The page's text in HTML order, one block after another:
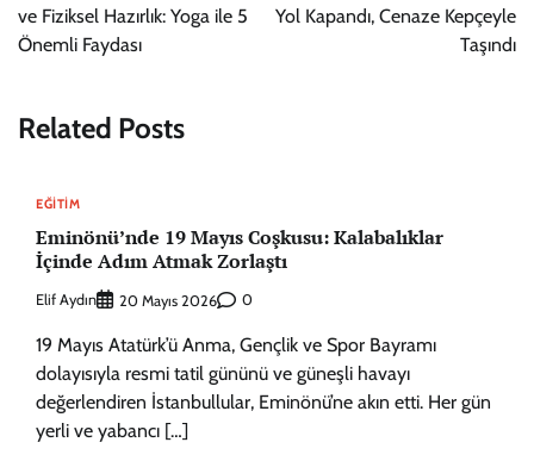
ve Fiziksel Hazırlık: Yoga ile 5
Önemli Faydası
Yol Kapandı, Cenaze Kepçeyle
Taşındı
Related Posts
EĞITIM
Eminönü’nde 19 Mayıs Coşkusu: Kalabalıklar
İçinde Adım Atmak Zorlaştı
Elif Aydın 20 Mayıs 2026 0
19 Mayıs Atatürk’ü Anma, Gençlik ve Spor Bayramı
dolayısıyla resmi tatil gününü ve güneşli havayı
değerlendiren İstanbullular, Eminönü’ne akın etti. Her gün
yerli ve yabancı […]